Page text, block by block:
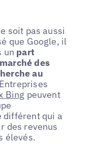
soit pas aussi
que Google, il
un part
des
au
Bing peuvent
différent qui a
des revenus
élevés.